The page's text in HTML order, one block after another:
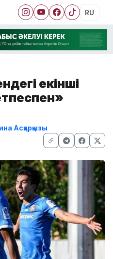
RU
екінші
Асқарқызы